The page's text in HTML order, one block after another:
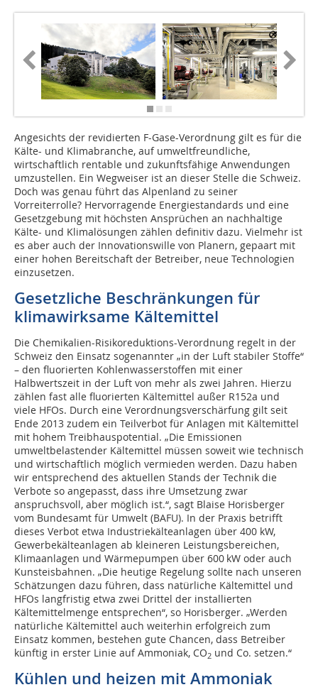
Angesichts der revidierten F-Gase-Verordnung gilt es für die
Kälte- und Klimabranche, auf umweltfreundliche,
wirtschaftlich rentable und zukunftsfähige Anwendungen
umzustellen. Ein Wegweiser ist an dieser Stelle die Schweiz.
Doch was genau führt das Alpenland zu seiner
Vorreiterrolle? Hervorragende Energiestandards und eine
Gesetzgebung mit höchsten Ansprüchen an nachhaltige
Kälte- und Klimalösungen zählen definitiv dazu. Vielmehr ist
es aber auch der Innovationswille von Planern, gepaart mit
einer hohen Bereitschaft der Betreiber, neue Technologien
einzusetzen.
Gesetzliche Beschränkungen für
klimawirksame Kältemittel
Die Chemikalien-Risikoreduktions-Verordnung regelt in der
Schweiz den Einsatz sogenannter „in der Luft stabiler Stoffe“
– den fluorierten Kohlenwasserstoffen mit einer
Halbwertszeit in der Luft von mehr als zwei Jahren. Hierzu
zählen fast alle fluorierten Kältemittel außer R152a und
viele HFOs. Durch eine Verordnungsverschärfung gilt seit
Ende 2013 zudem ein Teilverbot für Anlagen mit Kältemittel
mit hohem Treibhauspotential. „Die Emissionen
umweltbelastender Kältemittel müssen soweit wie technisch
und wirtschaftlich möglich vermieden werden. Dazu haben
wir entsprechend des aktuellen Stands der Technik die
Verbote so angepasst, dass ihre Umsetzung zwar
anspruchsvoll, aber möglich ist.“, sagt Blaise Horisberger
vom Bundesamt für Umwelt (BAFU). In der Praxis betrifft
dieses Verbot etwa Industriekälteanlagen über 400 kW,
Gewerbekälteanlagen ab kleineren Leistungsbereichen,
Klimaanlagen und Wärmepumpen über 600 kW oder auch
Kunsteisbahnen. „Die heutige Regelung sollte nach unseren
Schätzungen dazu führen, dass natürliche Kältemittel und
HFOs langfristig etwa zwei Drittel der installierten
Kältemittelmenge entsprechen“, so Horisberger. „Werden
natürliche Kältemittel auch weiterhin erfolgreich zum
Einsatz kommen, bestehen gute Chancen, dass Betreiber
künftig in erster Linie auf Ammoniak, CO2 und Co. setzen.“
Kühlen und heizen mit Ammoniak